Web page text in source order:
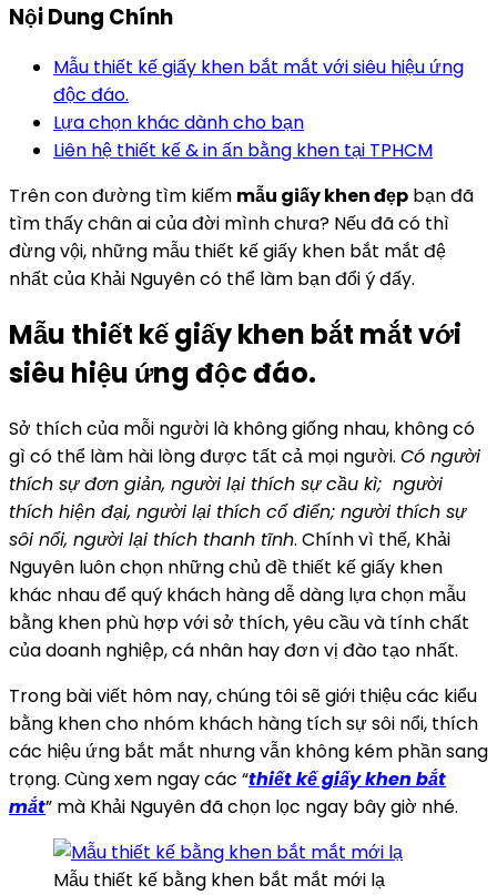
Nội Dung Chính
Mẫu thiết kế giấy khen bắt mắt với siêu hiệu ứng
độc đáo.
Lựa chọn khác dành cho bạn
Liên hệ thiết kế & in ấn bằng khen tại TPHCM
Trên con đường tìm kiếm mẫu giấy khen đẹp bạn đã
tìm thấy chân ai của đời mình chưa? Nếu đã có thì
đừng vội, những mẫu thiết kế giấy khen bắt mắt đệ
nhất của Khải Nguyên có thể làm bạn đổi ý đấy.
Mẫu thiết kế giấy khen bắt mắt với
siêu hiệu ứng độc đáo.
Sở thích của mỗi người là không giống nhau, không có
gì có thể làm hài lòng được tất cả mọi người. Có người
thích sự đơn giản, người lại thích sự cầu kì; người
thích hiện đại, người lại thích cổ điển; người thích sự
sôi nổi, người lại thích thanh tĩnh. Chính vì thế, Khải
Nguyên luôn chọn những chủ đề thiết kế giấy khen
khác nhau để quý khách hàng dễ dàng lựa chọn mẫu
bằng khen phù hợp với sở thích, yêu cầu và tính chất
của doanh nghiệp, cá nhân hay đơn vị đào tạo nhất.
Trong bài viết hôm nay, chúng tôi sẽ giới thiệu các kiểu
bằng khen cho nhóm khách hàng tích sự sôi nổi, thích
các hiệu ứng bắt mắt nhưng vẫn không kém phần sang
trọng. Cùng xem ngay các “thiết kế giấy khen bắt
mắt” mà Khải Nguyên đã chọn lọc ngay bây giờ nhé.
Mẫu thiết kế bằng khen bắt mắt mới lạ